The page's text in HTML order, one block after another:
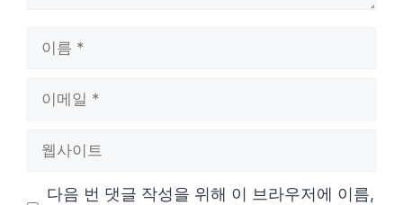
다음 번 댓글 작성을 위해 이 브라우저에 이름,